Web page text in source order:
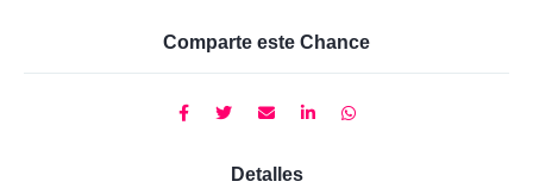
Comparte este Chance
Detalles